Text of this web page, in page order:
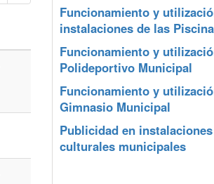
Funcionamiento y
instalaciones de las
Funcionamiento y
Polideportivo Municipal
Funcionamiento y
Gimnasio Municipal
Publicidad en
culturales municipales